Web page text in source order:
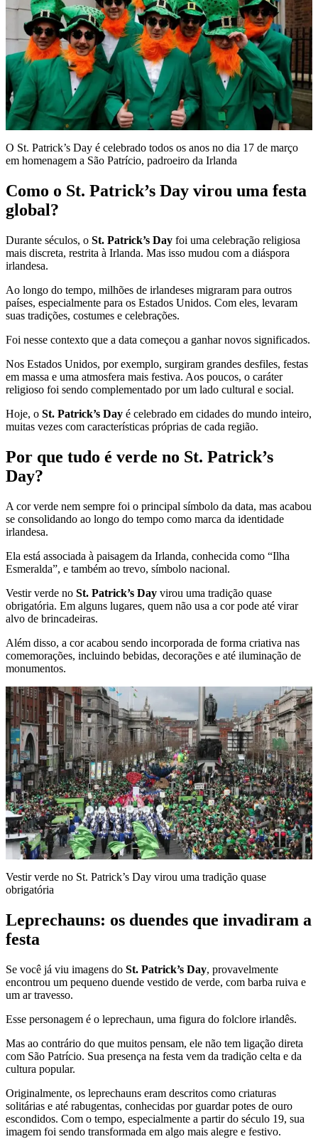
O St. Patrick’s Day é celebrado todos os anos no dia 17 de março
em homenagem a São Patrício, padroeiro da Irlanda
Como o St. Patrick’s Day virou uma festa
global?
Durante séculos, o St. Patrick’s Day foi uma celebração religiosa
mais discreta, restrita à Irlanda. Mas isso mudou com a diáspora
irlandesa.
Ao longo do tempo, milhões de irlandeses migraram para outros
países, especialmente para os Estados Unidos. Com eles, levaram
suas tradições, costumes e celebrações.
Foi nesse contexto que a data começou a ganhar novos significados.
Nos Estados Unidos, por exemplo, surgiram grandes desfiles, festas
em massa e uma atmosfera mais festiva. Aos poucos, o caráter
religioso foi sendo complementado por um lado cultural e social.
Hoje, o St. Patrick’s Day é celebrado em cidades do mundo inteiro,
muitas vezes com características próprias de cada região.
Por que tudo é verde no St. Patrick’s
Day?
A cor verde nem sempre foi o principal símbolo da data, mas acabou
se consolidando ao longo do tempo como marca da identidade
irlandesa.
Ela está associada à paisagem da Irlanda, conhecida como “Ilha
Esmeralda”, e também ao trevo, símbolo nacional.
Vestir verde no St. Patrick’s Day virou uma tradição quase
obrigatória. Em alguns lugares, quem não usa a cor pode até virar
alvo de brincadeiras.
Além disso, a cor acabou sendo incorporada de forma criativa nas
comemorações, incluindo bebidas, decorações e até iluminação de
monumentos.
Vestir verde no St. Patrick’s Day virou uma tradição quase
obrigatória
Leprechauns: os duendes que invadiram a
festa
Se você já viu imagens do St. Patrick’s Day, provavelmente
encontrou um pequeno duende vestido de verde, com barba ruiva e
um ar travesso.
Esse personagem é o leprechaun, uma figura do folclore irlandês.
Mas ao contrário do que muitos pensam, ele não tem ligação direta
com São Patrício. Sua presença na festa vem da tradição celta e da
cultura popular.
Originalmente, os leprechauns eram descritos como criaturas
solitárias e até rabugentas, conhecidas por guardar potes de ouro
escondidos. Com o tempo, especialmente a partir do século 19, sua
imagem foi sendo transformada em algo mais alegre e festivo.